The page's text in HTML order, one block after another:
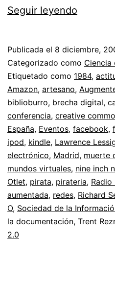
Seguir leyendo
el
Caribe
//
Sobre
e-
books,
mundos
y
realidad
Publicada el 8 diciembre,
Categorizado como Ciencia
Etiquetado como 1984,
Amazon, artesano,
biblioburro, brecha digital,
conferencia, creative
España, Eventos, facebook,
ipod, kindle, Lawrence
electrónico, Madrid, muerte
mundos virtuales, nine inch
Otlet, pirata, pirateria, Radio
aumentada, redes, Richard
O, Sociedad de la
la documentación, Trent
2.0